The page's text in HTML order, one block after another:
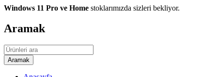
Windows 11 Pro ve Home stoklarımızda sizleri bekliyor.
Aramak